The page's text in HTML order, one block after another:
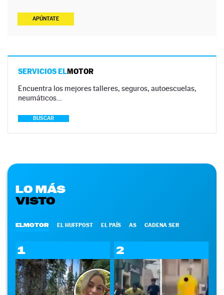
APÚNTATE
SERVICIOS ELMOTOR
Encuentra los mejores talleres, seguros, autoescuelas,
neumáticos…
BUSCAR
LO MÁS
VISTO
ELMOTOR EL HUFFPOST EL PAÍS AS CADENA SER
1 2